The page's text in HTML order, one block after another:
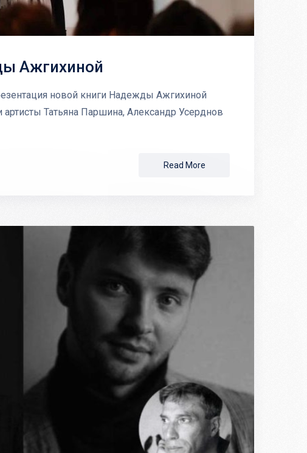
Ажгихиной
новой книги Надежды Ажгихиной
Татьяна Паршина, Александр Усерднов
Read More